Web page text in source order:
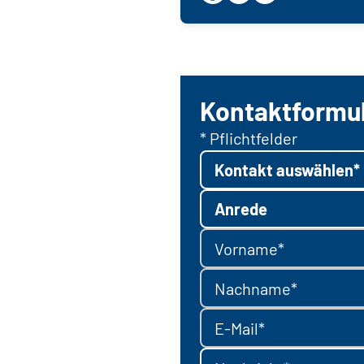
* Pflichtfelder
Kontakt auswählen*
Anrede
Vorname*
Nachname*
E-Mail*